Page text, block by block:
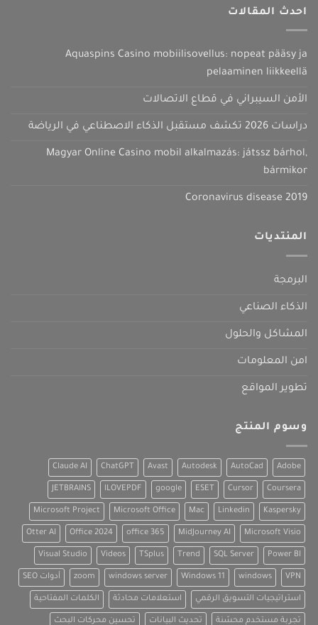
احدث المقالات
Aquaspins Casino mobiilisovellus: nopeat pääsy ja
pelaaminen liikkeellä
الأمن السيبراني في قطاع الاتصالات
دراسات 2026 تكشف مستقبل الذكاء الاصطناعي في الرياضة
Magyar Online Casino mobil alkalmazás: játssz bárhol,
bármikor
Coronavirus disease 2019
المنتديات
البرمجة
الذكاء الصناعي
المشاكل والحلول
امن المعلومات
تطوير المواقع
وسوم المنتج
Adobe
AutoCad
Autodesk
Avast
ChatGPT
Claude AI
Coursera
Cursor
ESET
google
ILOVEPDF
JETBRAINS
Kaspersky
Linkedin
Mac
Microsoft Office
Microsoft Project
Microsoft Visio
MidJourney AI
office 365
Office 2024
Otter AI
Power BI
SQL Server
Trend
TSplus
Videos
Visual Studio
VPN
windows
Windows 11
windows server
zoom أدوات SEO
استراتيجيات التسويق الرقمي استعلامات محادثة الكلمات المفتاحية
تجربة مستخدم محسّنة تحديث البيانات تحسين محركات البحث